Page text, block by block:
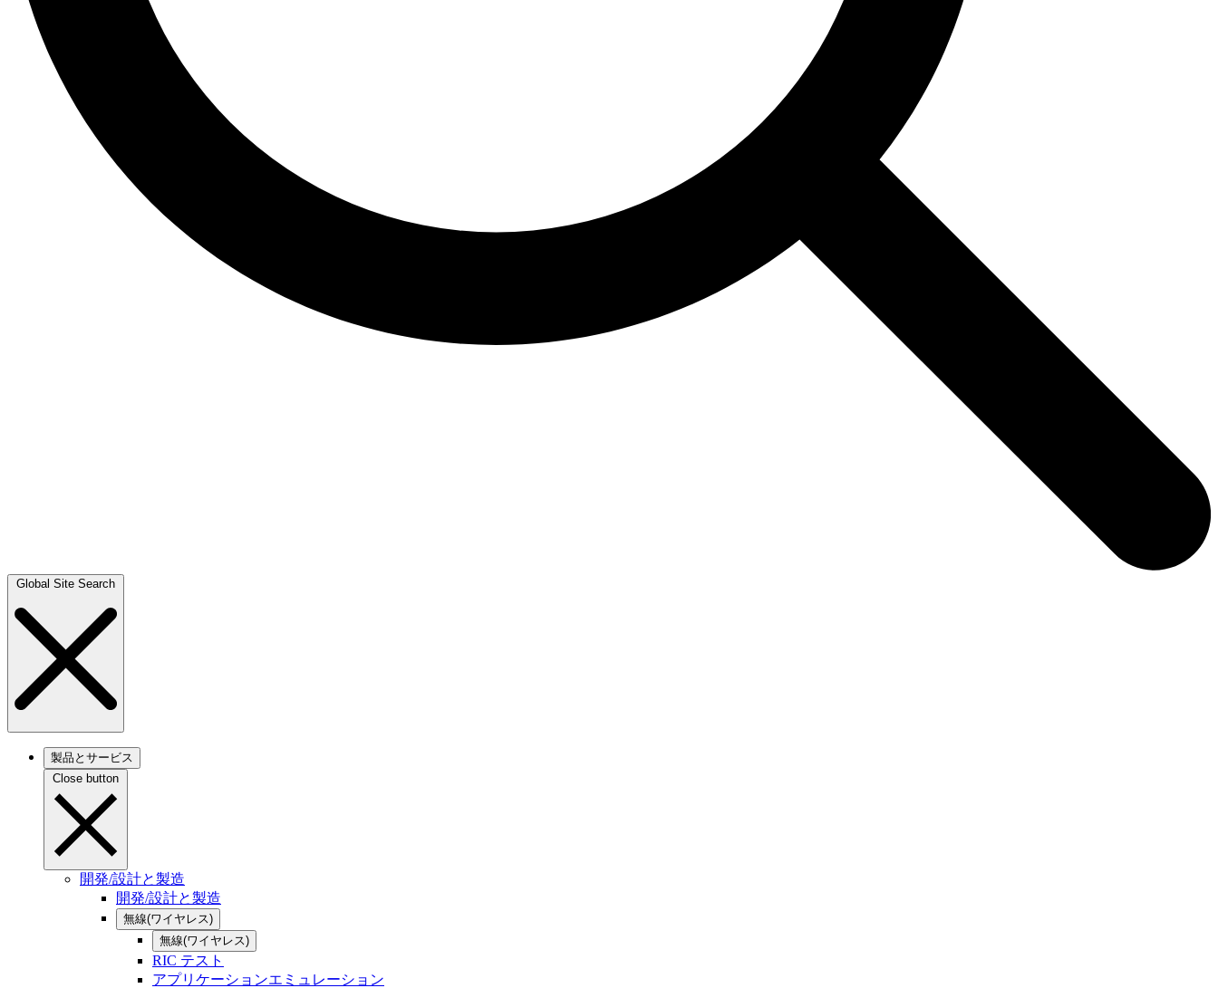
Global Site Search
製品とサービス
Close button
開発/設計と製造
開発/設計と製造
無線(ワイヤレス)
無線(ワイヤレス)
RIC テスト
アプリケーションエミュレーション